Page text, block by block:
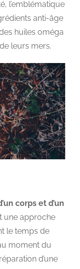
l’emblématique
anti-âge
huiles oméga
leurs mers.
corps et d’un
une approche
le temps de
moment du
d’une